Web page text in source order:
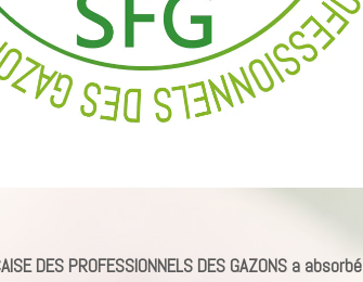
DES PROFESSIONNELS DES GAZONS a absorbé